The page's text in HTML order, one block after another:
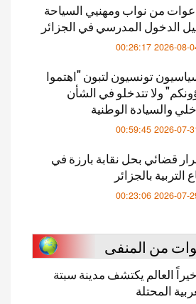
من نواب ومهنيي السياحة
الدخول المدرسي في الجزائر
2026-08-04
تونسيون لتبون "اهتموا
ولا تتدخلو في الشأن
والسيادة الوطنية
2026-07-31
قضائي بحل نقابة بارزة في
التربية بالجزائر
2026-07-29
من المنفى
العالم يكتشف مدينة سبتة
المحتلة